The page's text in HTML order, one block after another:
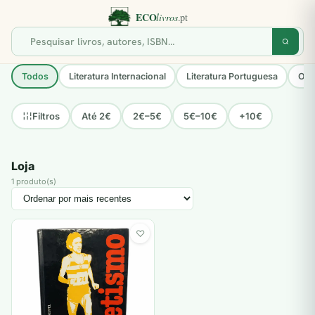
Todos Literatura Internacional Literatura Portuguesa
Filtros Até 2€ 2€–5€ 5€–10€ +10€
Loja
1 produto(s)
♡